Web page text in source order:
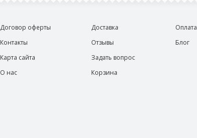
Договор оферты
Контакты
Карта сайта
О нас
Доставка
Отзывы
Задать вопрос
Корзина
Оплата
Блог